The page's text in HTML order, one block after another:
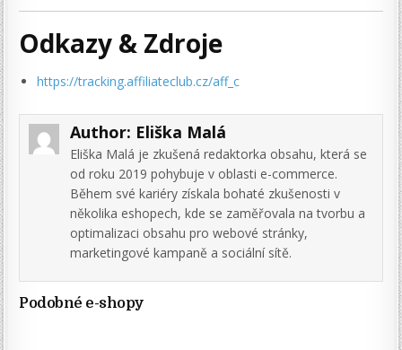
Odkazy & Zdroje
https://tracking.affiliateclub.cz/aff_c
Author: Eliška Malá
Eliška Malá je zkušená redaktorka obsahu, která se
od roku 2019 pohybuje v oblasti e-commerce.
Během své kariéry získala bohaté zkušenosti v
několika eshopech, kde se zaměřovala na tvorbu a
optimalizaci obsahu pro webové stránky,
marketingové kampaně a sociální sítě.
Podobné e-shopy